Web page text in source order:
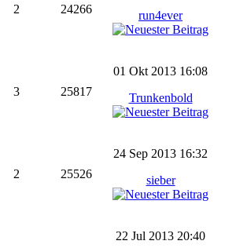
2 24266
run4ever
3 25817
01 Okt 2013 16:08
Trunkenbold
2 25526
24 Sep 2013 16:32
sieber
22 Jul 2013 20:40